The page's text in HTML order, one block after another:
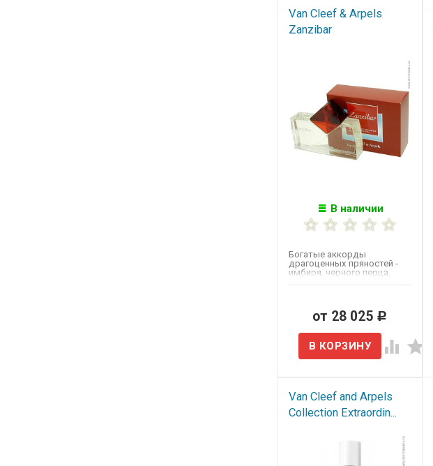
Van Cleef & Arpels
Zanzibar
В наличии
Богатые аккорды
драгоценных пряностей -
имбиря, черного перца,
от 28 025 Р
Van Cleef and Arpels
Collection Extraordin...